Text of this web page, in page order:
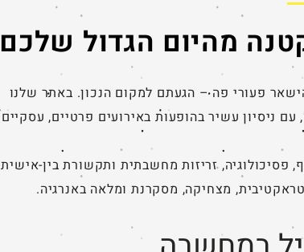
מהיום הגדול שלכם
פעורי פה – הגעתם למקום הנכון. באתר שלנו
ניסיון עשיר בהופעות באירועים פרטיים, עסקיים
זריזות מחשבתית ותקשורת בין-אישית
מצחיקה, מסקרנת ומלאה באנרגיה.